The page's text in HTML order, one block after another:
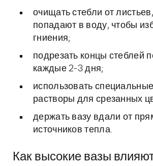
очищать стебли от
попадают в воду, чтобы
гниения;
подрезать концы стеблей
каждые 2-3 дня;
использовать
растворы для срезанных
держать вазу вдали от
источников тепла.
Как высокие вазы